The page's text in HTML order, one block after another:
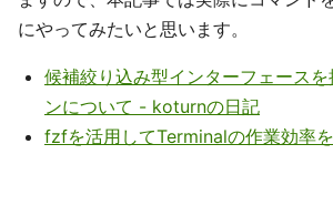
にやってみたいと思います。
候補絞り込み型インターフェース
ンについて - koturnの日記
fzfを活用してTerminalの作業効率